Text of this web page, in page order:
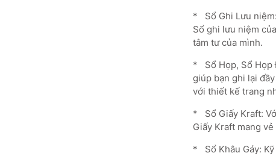
* Sổ Ghi Lưu
Sổ ghi lưu niệm
tâm tư của mình.
* Sổ Họp, Sổ Họp
giúp bạn ghi lại
với thiết kế trang
* Sổ Giấy Kraft:
Giấy Kraft mang
* Sổ Khâu Gáy: